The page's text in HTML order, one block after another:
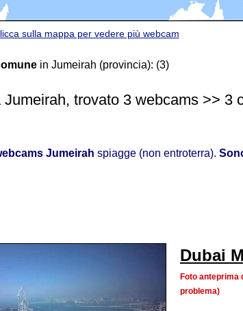
sulla mappa per vedere più webcam
in Jumeirah (provincia): (3)
Jumeirah, trovato 3 webcams >> 3
Jumeirah spiagge (non entroterra).
Dubai
Foto anteprima
problema)